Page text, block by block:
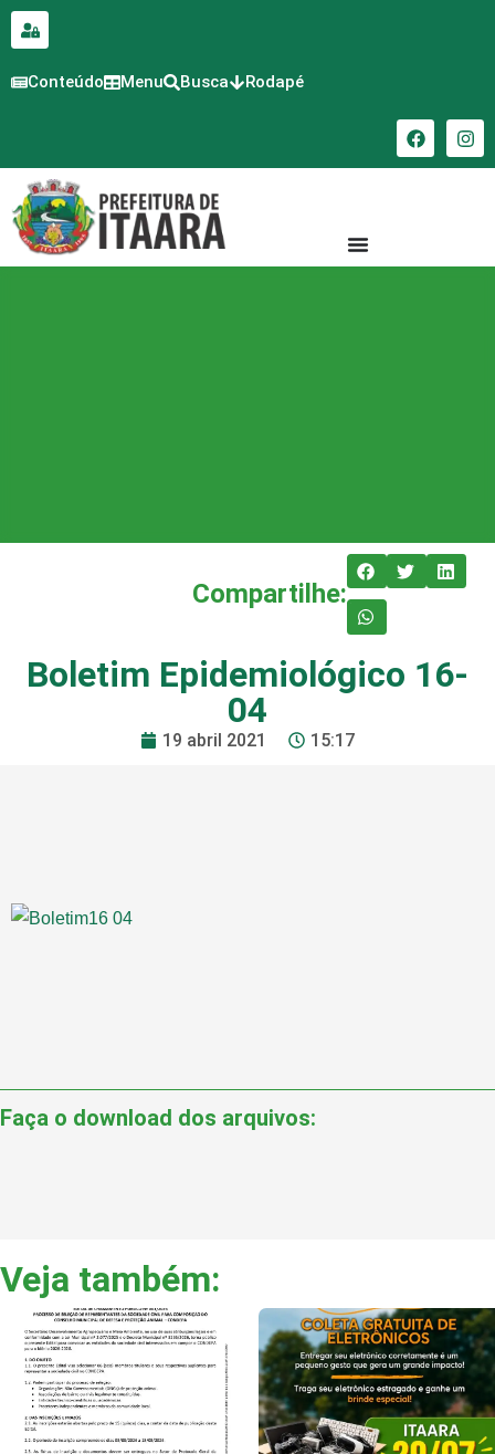
conteúdo
Conteúdo Menu Busca Rodapé
Compartilhe:
Boletim Epidemiológico 16-
04
19 abril 2021 15:17
Faça o download dos arquivos:
Veja também: